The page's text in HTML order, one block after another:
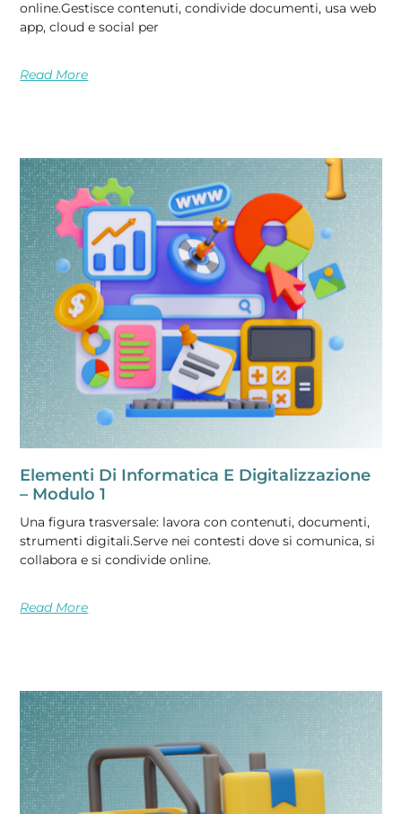
online.Gestisce contenuti, condivide documenti, usa web
app, cloud e social per
Read More
Elementi Di Informatica E Digitalizzazione
– Modulo 1
Una figura trasversale: lavora con contenuti, documenti,
strumenti digitali.Serve nei contesti dove si comunica, si
collabora e si condivide online.
Read More